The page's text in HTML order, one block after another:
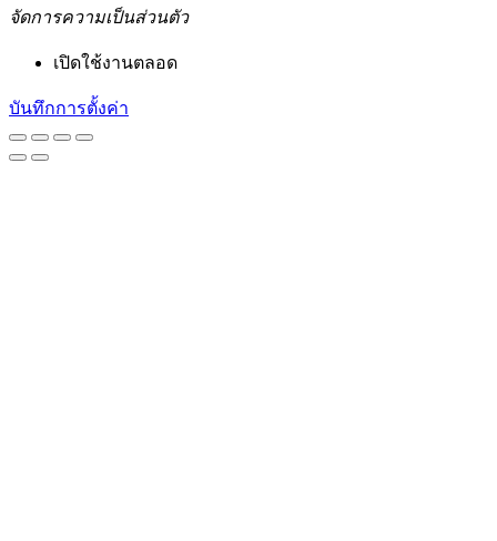
จัดการความเป็นส่วนตัว
เปิดใช้งานตลอด
บันทึกการตั้งค่า